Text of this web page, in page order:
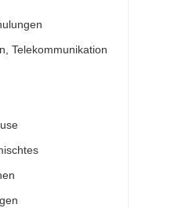
Telekommunikation